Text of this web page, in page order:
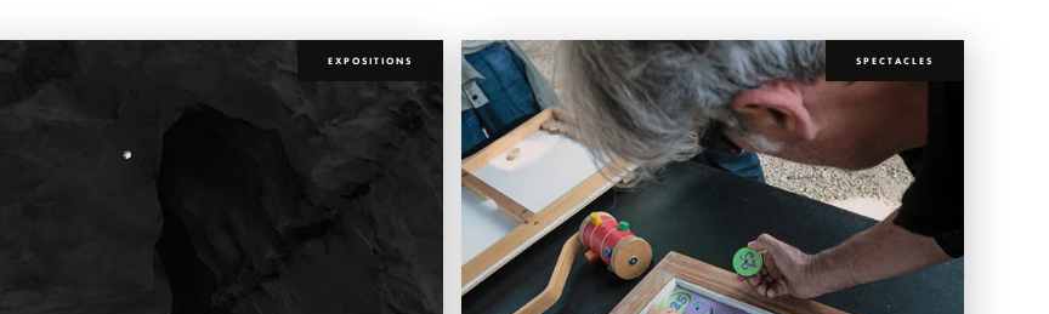
EXPOSITIONS SPECTACLES